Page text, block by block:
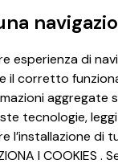
(VR)
F
esperienza di
il corretto
aggregate
tecnologie,
l’installazione di
I COOKIES .